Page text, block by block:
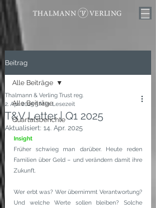
Beitrag
Alle Beiträge
Quartalsberichte
Alle Beiträge
T&V Letter | Q1 2025
Thalmann & Verling Trust reg.
2. Apr. 20253 Min. Lesezeit
Aktualisiert: 14. Apr. 2025
Insight
Früher schwieg man darüber. Heute reden
Familien über Geld – und verändern damit ihre
Zukunft.
Wer erbt was? Wer übernimmt Verantwortung?
Und welche Werte sollen bleiben? Solche